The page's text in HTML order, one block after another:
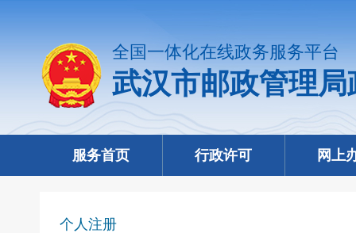
全国一体化在线政务服务平台
武汉市邮政管理
服务首页 行政许可 网上
个人注册